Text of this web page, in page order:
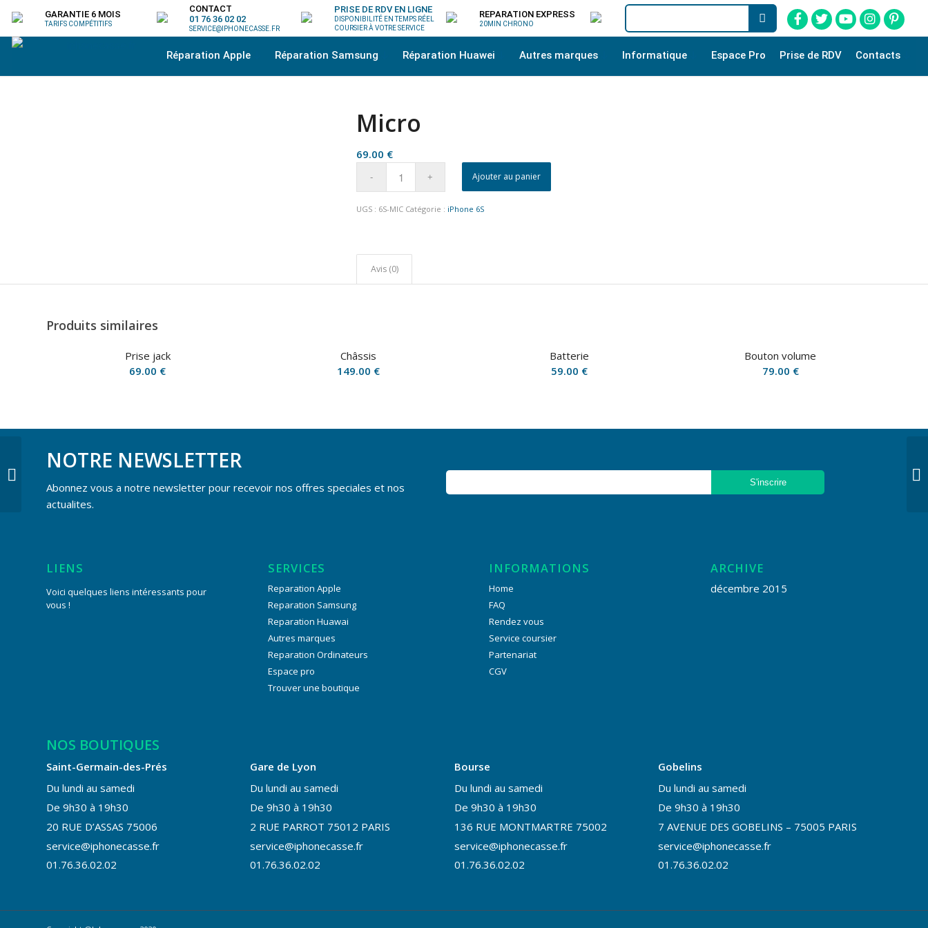
GARANTIE 6 MOIS
TARIFS COMPÉTITIFS
CONTACT
01 76 36 02 02
SERVICE@IPHONECASSE.FR
PRISE DE RDV EN LIGNE
DISPONIBILITÉ EN TEMPS RÉEL
COURSIER À VOTRE SERVICE
REPARATION EXPRESS
20MIN CHRONO
Réparation Apple Réparation Samsung Réparation Huawei Autres marques Informatique Espace Pro Prise de RDV Contacts
Micro
69.00 €
Ajouter au panier
UGS : 6S-MIC Catégorie : iPhone 6S
Avis (0)
Produits similaires
Prise jack
69.00 €
Châssis
149.00 €
Batterie
59.00 €
Bouton volume
79.00 €
NOTRE NEWSLETTER
Abonnez vous a notre newsletter pour recevoir nos offres speciales et nos
actualites.
LIENS
Voici quelques liens intéressants pour
vous !
SERVICES
Reparation Apple
Reparation Samsung
Reparation Huawai
Autres marques
Reparation Ordinateurs
Espace pro
Trouver une boutique
INFORMATIONS
Home
FAQ
Rendez vous
Service coursier
Partenariat
CGV
ARCHIVE
décembre 2015
NOS BOUTIQUES
Saint-Germain-des-Prés
Du lundi au samedi
De 9h30 à 19h30
20 RUE D’ASSAS 75006
service@iphonecasse.fr
01.76.36.02.02
Gare de Lyon
Du lundi au samedi
De 9h30 à 19h30
2 RUE PARROT 75012 PARIS
service@iphonecasse.fr
01.76.36.02.02
Bourse
Du lundi au samedi
De 9h30 à 19h30
136 RUE MONTMARTRE 75002
service@iphonecasse.fr
01.76.36.02.02
Gobelins
Du lundi au samedi
De 9h30 à 19h30
7 AVENUE DES GOBELINS – 75005 PARIS
service@iphonecasse.fr
01.76.36.02.02